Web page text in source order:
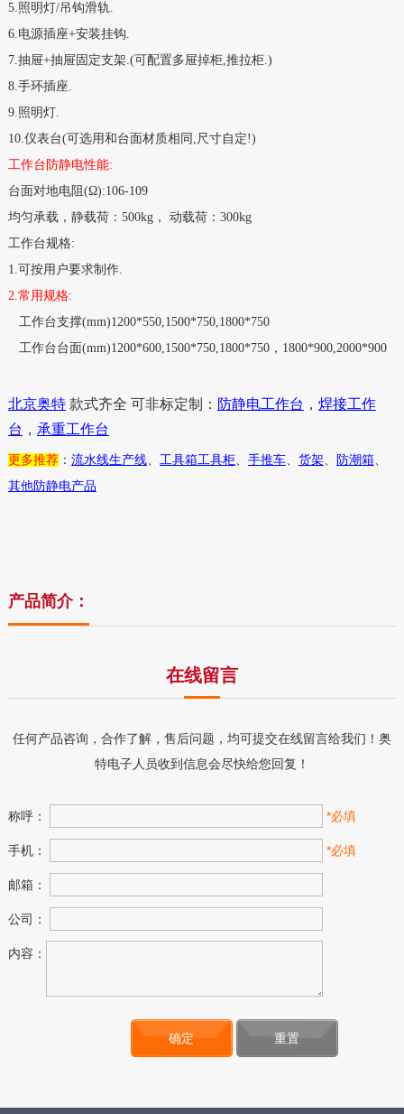
5.照明灯/吊钩滑轨.
6.电源插座+安装挂钩.
7.抽屉+抽屉固定支架.(可配置多屉掉柜,推拉柜.)
8.手环插座.
9.照明灯.
10.仪表台(可选用和台面材质相同 , 尺寸自定!)
工作台防静电性能:
台面对地电阻 (Ω):106-109
均匀承载，静载荷： 500kg， 动载荷： 300kg
工作台规格:
1.可按用户要求制作.
2.常用规格:
工作台支撑(mm)1200*550,1500*750,1800*750
工作台台面(mm)1200*600,1500*750,1800*750， 1800*900,2000*900
北京奥特款式齐全 可非标定制： 防静电工作台 ， 焊接工作
台 ， 承重工作台
更多推荐： 流水线生产线、 工具箱工具柜、 手推车、 货架、 防潮箱、
其他防静电产品
产品简介：
在线留言
任何产品咨询，合作了解，售后问题，均可提交在线留言给我们！奥
特电子人员收到信息会尽快给您回复！
称呼： *必填
手机： *必填
邮箱：
公司：
内容：